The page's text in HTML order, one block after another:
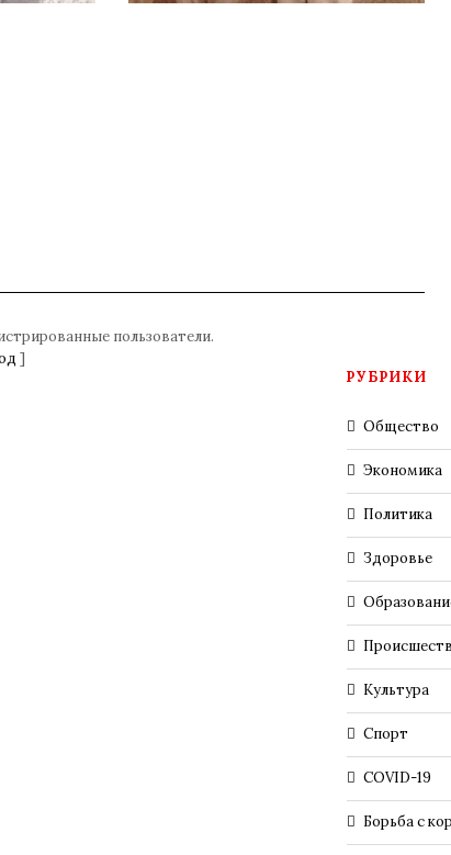
пользователи.
]
РУБРИКИ
Общество
Экономика
Политика
Здоровье
Культура
Спорт
COVID-19
Борьба с